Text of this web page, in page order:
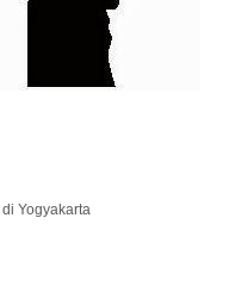
Yogyakarta